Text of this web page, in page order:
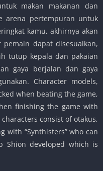
makan makanan dan
arena pertempuran untuk
kamu, akhirnya akan
pemain dapat disesuaikan,
tutup kepala dan pakaian
gaya berjalan dan gaya
Character models,
when beating the game,
finishing the game with
consist of otakus,
with “Synthisters” who can
Shion developed which is